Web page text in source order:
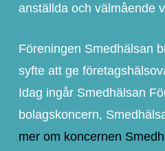
anställda och välmående
Föreningen Smedhälsan
syfte att ge
Idag ingår Smedhälsan
bolagskoncern,
mer om koncernen